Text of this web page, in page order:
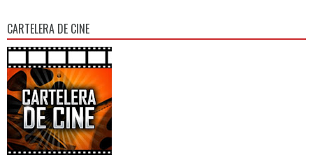
CARTELERA DE CINE